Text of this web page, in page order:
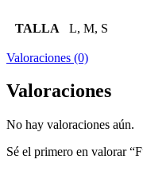
TALLA L, M, S
Valoraciones (0)
Valoraciones
No hay valoraciones aún.
Sé el primero en valorar